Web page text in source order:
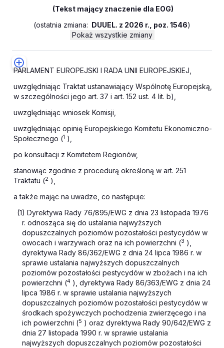
(Tekst mający znaczenie dla EOG)
(ostatnia zmiana: DUUEL. z 2026 r., poz. 1546)
Pokaż wszystkie zmiany
PARLAMENT EUROPEJSKI I RADA UNII EUROPEJSKIEJ,
uwzględniając Traktat ustanawiający Wspólnotę Europejską,
w szczególności jego art. 37 i art. 152 ust. 4 lit. b),
uwzględniając wniosek Komisji,
uwzględniając opinię Europejskiego Komitetu Ekonomiczno-
Społecznego (1 ),
po konsultacji z Komitetem Regionów,
stanowiąc zgodnie z procedurą określoną w art. 251
Traktatu (2 ),
a także mając na uwadze, co następuje:
(1) Dyrektywa Rady 76/895/EWG z dnia 23 listopada 1976
r. odnosząca się do ustalania najwyższych
dopuszczalnych poziomów pozostałości pestycydów w
owocach i warzywach oraz na ich powierzchni (3 ),
dyrektywa Rady 86/362/EWG z dnia 24 lipca 1986 r. w
sprawie ustalania najwyższych dopuszczalnych
poziomów pozostałości pestycydów w zbożach i na ich
powierzchni (4 ), dyrektywa Rady 86/363/EWG z dnia 24
lipca 1986 r. w sprawie ustalania najwyższych
dopuszczalnych poziomów pozostałości pestycydów w
środkach spożywczych pochodzenia zwierzęcego i na
ich powierzchni (5 ) oraz dyrektywa Rady 90/642/EWG z
dnia 27 listopada 1990 r. w sprawie ustalania
najwyższych dopuszczalnych poziomów pozostałości